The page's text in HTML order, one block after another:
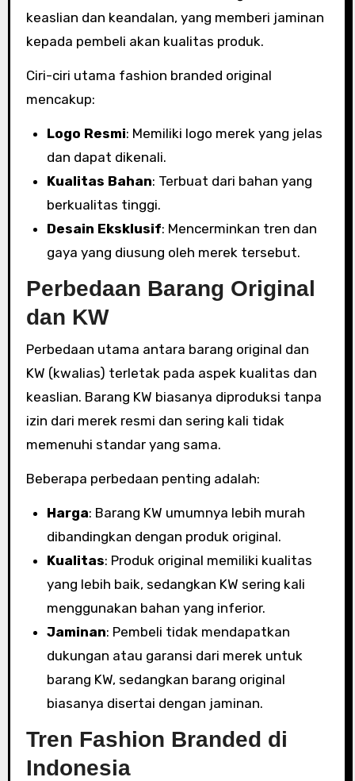
keaslian dan keandalan, yang memberi jaminan
kepada pembeli akan kualitas produk.
Ciri-ciri utama fashion branded original
mencakup:
Logo Resmi: Memiliki logo merek yang jelas
dan dapat dikenali.
Kualitas Bahan: Terbuat dari bahan yang
berkualitas tinggi.
Desain Eksklusif: Mencerminkan tren dan
gaya yang diusung oleh merek tersebut.
Perbedaan Barang Original
dan KW
Perbedaan utama antara barang original dan
KW (kwalias) terletak pada aspek kualitas dan
keaslian. Barang KW biasanya diproduksi tanpa
izin dari merek resmi dan sering kali tidak
memenuhi standar yang sama.
Beberapa perbedaan penting adalah:
Harga: Barang KW umumnya lebih murah
dibandingkan dengan produk original.
Kualitas: Produk original memiliki kualitas
yang lebih baik, sedangkan KW sering kali
menggunakan bahan yang inferior.
Jaminan: Pembeli tidak mendapatkan
dukungan atau garansi dari merek untuk
barang KW, sedangkan barang original
biasanya disertai dengan jaminan.
Tren Fashion Branded di
Indonesia